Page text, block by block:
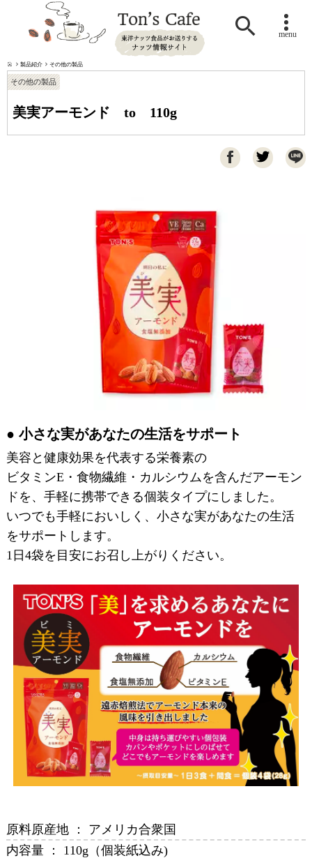
menu

製品紹介 その他の製品
美実アーモンド to 110g
その他の製品

小さな実があなたの生活をサポート
美容と健康効果を代表する栄養素の
ビタミンE・食物繊維・カルシウムを含んだアーモン
ドを、手軽に携帯できる個装タイプにしました。
いつでも手軽においしく、小さな実があなたの生活
をサポートします。
1日4袋を目安にお召し上がりください。
原料原産地 ： アメリカ合衆国
内容量 ： 110g（個装紙込み)